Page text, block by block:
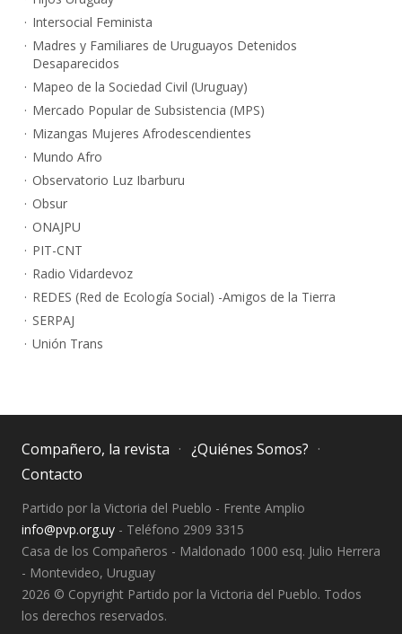
Intersocial Feminista
Madres y Familiares de Uruguayos Detenidos
Desaparecidos
Mapeo de la Sociedad Civil (Uruguay)
Mercado Popular de Subsistencia (MPS)
Mizangas Mujeres Afrodescendientes
Mundo Afro
Observatorio Luz Ibarburu
Obsur
ONAJPU
PIT-CNT
Radio Vidardevoz
REDES (Red de Ecología Social) -Amigos de la Tierra
SERPAJ
Unión Trans
Compañero, la revista
¿Quiénes Somos?
Contacto
Partido por la Victoria del Pueblo - Frente Amplio
info@pvp.org.uy - Teléfono 2909 3315
Casa de los Compañeros - Maldonado 1000 esq. Julio Herrera
- Montevideo, Uruguay
2026 © Copyright Partido por la Victoria del Pueblo. Todos
los derechos reservados.